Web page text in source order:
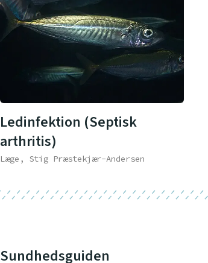
Ledinfektion (Septisk
arthritis)
Læge, Stig Præstekjær-Andersen
Sundhedsguiden